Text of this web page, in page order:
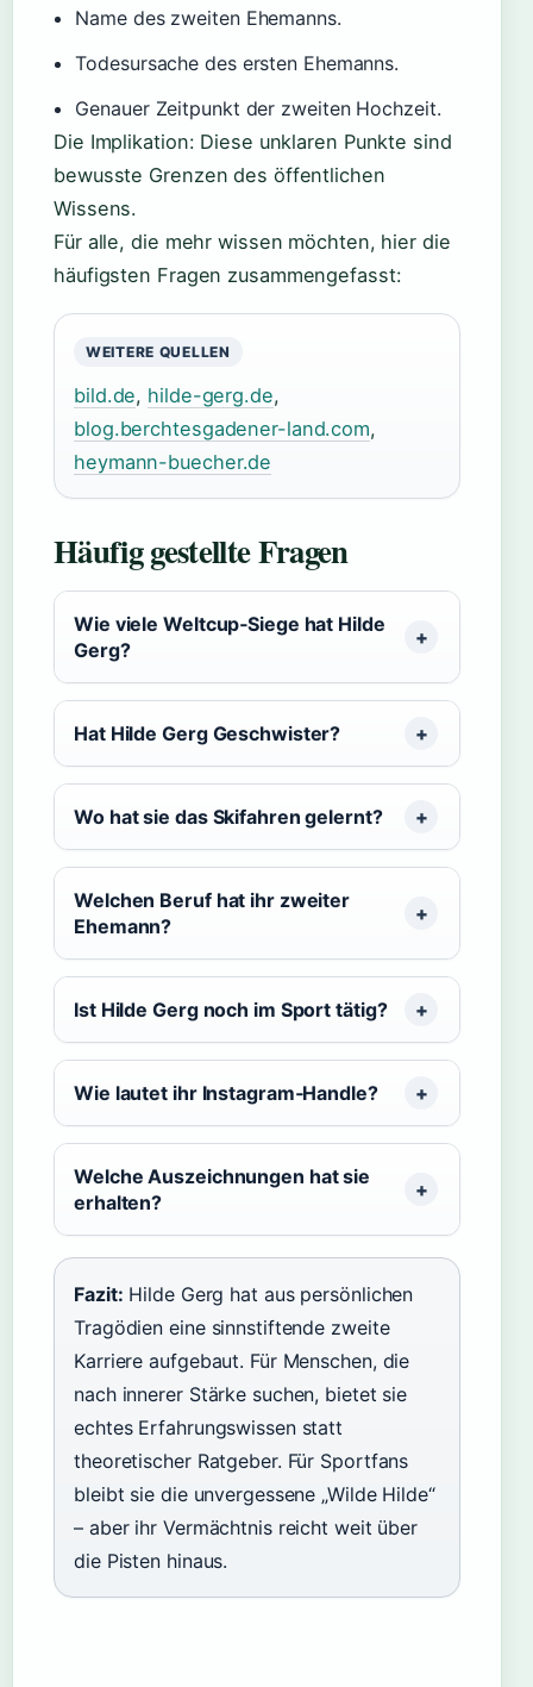
Name des zweiten Ehemanns.
Todesursache des ersten Ehemanns.
Genauer Zeitpunkt der zweiten Hochzeit.
Die Implikation: Diese unklaren Punkte sind
bewusste Grenzen des öffentlichen
Wissens.
Für alle, die mehr wissen möchten, hier die
häufigsten Fragen zusammengefasst:
WEITERE QUELLEN
bild.de, hilde-gerg.de,
blog.berchtesgadener-land.com,
heymann-buecher.de
Häufig gestellte Fragen
Wie viele Weltcup‑Siege hat Hilde
Gerg?
Hat Hilde Gerg Geschwister?
Wo hat sie das Skifahren gelernt?
Welchen Beruf hat ihr zweiter
Ehemann?
Ist Hilde Gerg noch im Sport tätig?
Wie lautet ihr Instagram‑Handle?
Welche Auszeichnungen hat sie
erhalten?
Fazit: Hilde Gerg hat aus persönlichen
Tragödien eine sinnstiftende zweite
Karriere aufgebaut. Für Menschen, die
nach innerer Stärke suchen, bietet sie
echtes Erfahrungswissen statt
theoretischer Ratgeber. Für Sportfans
bleibt sie die unvergessene „Wilde Hilde“
– aber ihr Vermächtnis reicht weit über
die Pisten hinaus.